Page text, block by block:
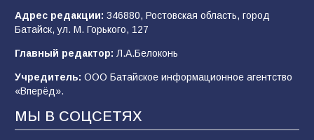
Батайчане привезли 20 наград с областных
соревнований
Адрес редакции: 346880, Ростовская область, город
Батайск, ул. М. Горького, 127
Главный редактор: Л.А.Белоконь
Учредитель: ООО Батайское информационное агентство
«Вперёд».
МЫ В СОЦСЕТЯХ